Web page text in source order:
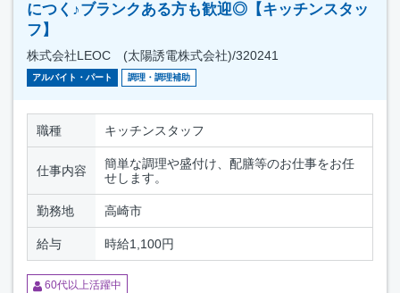
につく♪ブランクある方も歓迎◎【キッチンスタッ
フ】
株式会社LEOC (太陽誘電株式会社)/320241
アルバイト・パート 調理・調理補助
職種 キッチンスタッフ
仕事内容
簡単な調理や盛付け、配膳等のお仕事をお任
せします。
勤務地 高崎市
給与 時給1,100円
60代以上活躍中